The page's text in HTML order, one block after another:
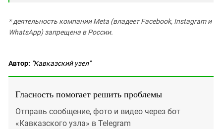
* деятельность компании Meta (владеет Facebook, Instagram и
WhatsApp) запрещена в России.
Автор: "Кавказский узел"
Гласность помогает решить проблемы
Отправь сообщение, фото и видео через бот
«Кавказского узла» в Telegram